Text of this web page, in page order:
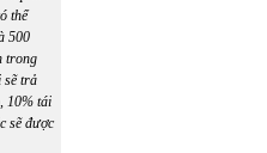
thể
500
trong
sẽ trả
10% tái
sẽ được